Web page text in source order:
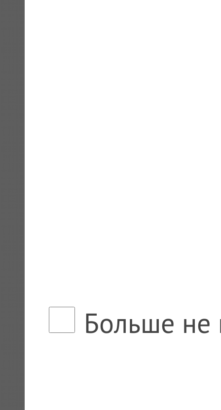
Больше не